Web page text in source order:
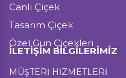
Canlı Çiçek
Tasarım Çiçek
Özel Gün Çiçekleri
İLETİŞİM BİLGİLERİMİZ
MÜŞTERİ HİZMETLERİ